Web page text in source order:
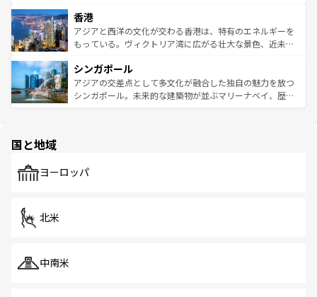
とつ。フォーやバインミー、ベトナムコーヒーなどは、ぜ
ひ現地で味わいたい。どの地域を訪れてもあたたかい人々
が旅行者を迎えてくれるので、きっと忘れられない旅にな
参照してほしい。
の活気が交差している。北部ではチェンマイなどの山岳地
帯で自然と触れ合い、南部ではプーケットやクラビの美し
いビーチでリゾート気分を楽しむことができる。タイ料理
激する。気候は一年中温暖で、どの季節にも異なる楽しみ
が待っている。親しみやすいタイの人々、仏教を中心とし
た文化、そして多様な観光資源が、訪れる旅人を魅了し続
香港
アジアと西洋の文化が交わる香港は、特有のエネルギーを
もっている。ヴィクトリア湾に広がる壮大な景色、近未来
み、どこを訪れても感動するはず。観光スポットが密集し
ており、効率よく見どころを回れるのも魅力。息をのむよ
うな絶景から文化的な体験まで、香港を存分に楽しみ尽く
シンガポール
アジアの交差点として多文化が融合した独自の魅力を放つ
シンガポール。未来的な建築物が並ぶマリーナベイ、歴史
で、ホーカーズは地元の風情を楽しめる外せないスポット
国と地域
ヨーロッパ
北米
中南米